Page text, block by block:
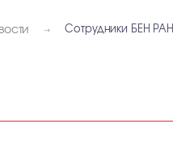
Сотрудники БЕН